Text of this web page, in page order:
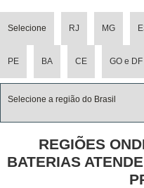
Selecione RJ MG
PE BA CE GO e DF
Selecione a região do Brasil
REGIÕES
BATERIAS